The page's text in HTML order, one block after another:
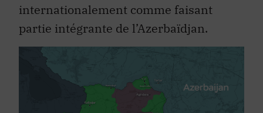
internationalement comme faisant
partie intégrante de l’Azerbaïdjan.